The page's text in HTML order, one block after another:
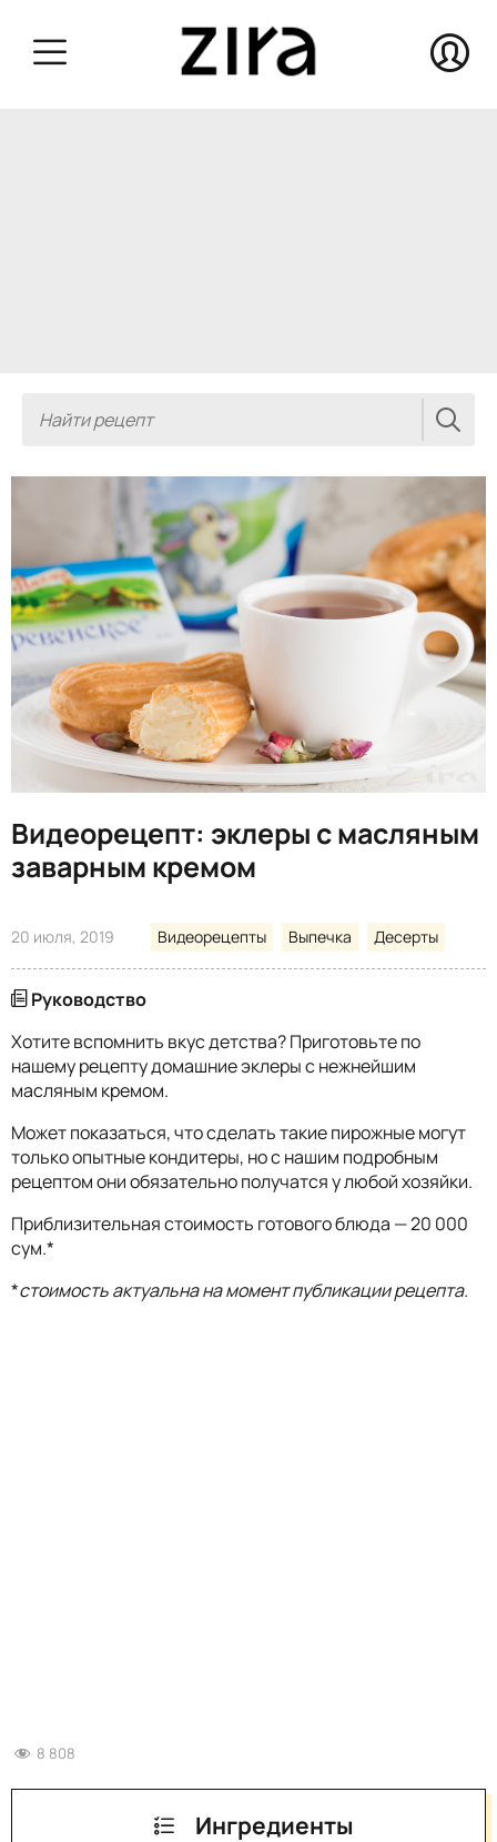
Видеорецепт: эклеры с масляным
заварным кремом
20 июля, 2019 Видеорецепты Выпечка Десерты
Руководство
Хотите вспомнить вкус детства? Приготовьте по
нашему рецепту домашние эклеры с нежнейшим
масляным кремом.
Может показаться, что сделать такие пирожные могут
только опытные кондитеры, но с нашим подробным
рецептом они обязательно получатся у любой хозяйки.
Приблизительная стоимость готового блюда — 20 000
сум.*
*стоимость актуальна на момент публикации рецепта.
8 808
Ингредиенты